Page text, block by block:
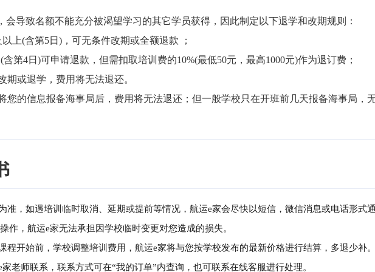
会导致名额不能充分被渴望学习的其它学员获得，因此制定以下退学和改期规则：
上(含第5日)，可无条件改期或全额退款 ；
第4日)可申请退款，但需扣取培训费的10%(最低50元，最高1000元)作为退订费；
期或退学，费用将无法退还。
您的信息报备海事局后，费用将无法退还；但一般学校只在开班前几天报备海事局，
准，如遇培训临时取消、延期或提前等情况，航运e家会尽快以短信，微信消息或电话形式
作，航运e家无法承担因学校临时变更对您造成的损失。
程开始前，学校调整培训费用，航运e家将与您按学校发布的最新价格进行结算，多退少补。
老师联系，联系方式可在“我的订单”内查询，也可联系在线客服进行处理。